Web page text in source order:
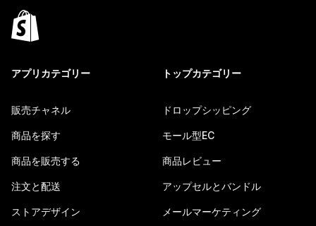
アプリカテゴリー
販売チャネル
商品を探す
商品を販売する
注文と配送
ストアデザイン
トップカテゴリー
ドロップシッピング
モール型EC
商品レビュー
アップセルとバンドル
メールマーケティング